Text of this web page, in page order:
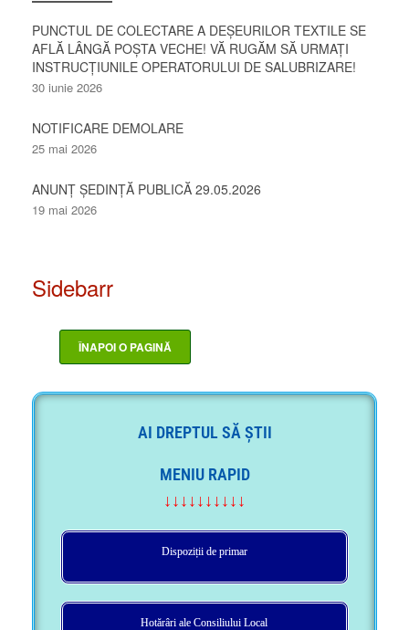
PUNCTUL DE COLECTARE A DEȘEURILOR TEXTILE SE
AFLĂ LÂNGĂ POȘTA VECHE! VĂ RUGĂM SĂ URMAȚI
INSTRUCȚIUNILE OPERATORULUI DE SALUBRIZARE!
30 iunie 2026
NOTIFICARE DEMOLARE
25 mai 2026
ANUNȚ ȘEDINȚĂ PUBLICĂ 29.05.2026
19 mai 2026
Sidebarr
AI DREPTUL SĂ ȘTII
MENIU RAPID
↓↓↓↓↓↓↓↓↓↓
Dispoziții de primar
Hotărâri ale Consiliului Local